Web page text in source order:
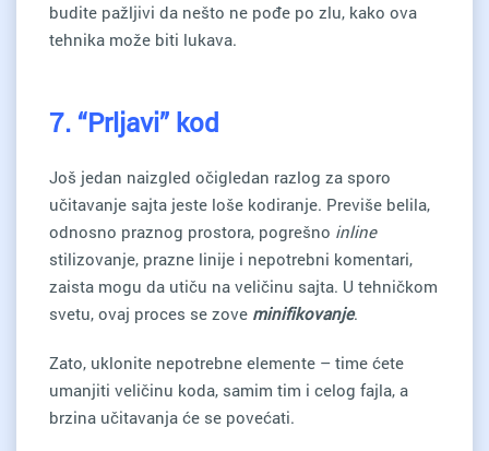
budite pažljivi da nešto ne pođe po zlu, kako ova
tehnika može biti lukava.
7. “Prljavi” kod
Još jedan naizgled očigledan razlog za sporo
učitavanje sajta jeste loše kodiranje. Previše belila,
odnosno praznog prostora, pogrešno inline
stilizovanje, prazne linije i nepotrebni komentari,
zaista mogu da utiču na veličinu sajta. U tehničkom
svetu, ovaj proces se zove minifikovanje.
Zato, uklonite nepotrebne elemente – time ćete
umanjiti veličinu koda, samim tim i celog fajla, a
brzina učitavanja će se povećati.